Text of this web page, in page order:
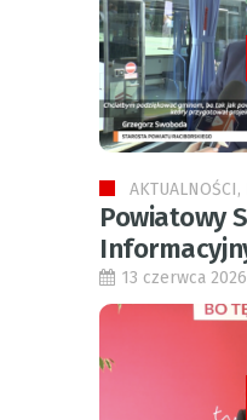
AKTUALNOŚCI,
Powiatowy
13 czerwca 2026